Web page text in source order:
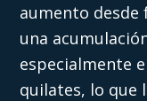
aumento
una
especialmente
quilates, lo que